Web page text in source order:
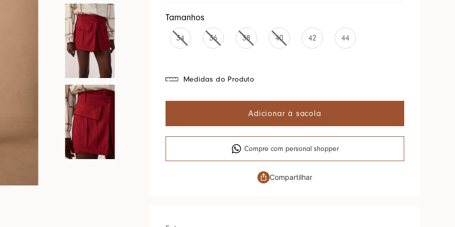
Tamanhos
34 36 38 40 42 44
Medidas do Produto
Adicionar à sacola
Compre com personal shopper
Compartilhar